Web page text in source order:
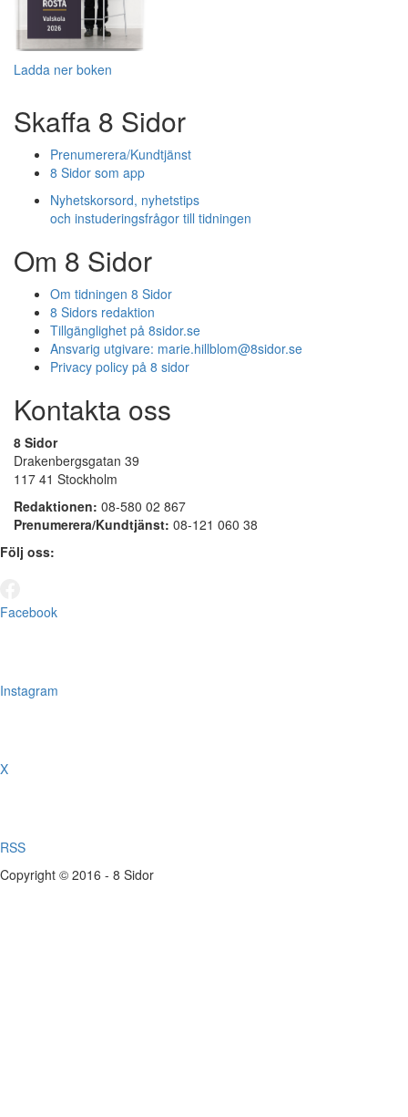
Ladda ner boken
Skaffa 8 Sidor
Prenumerera/Kundtjänst
8 Sidor som app
Nyhetskorsord, nyhetstips
och instuderingsfrågor till tidningen
Om 8 Sidor
Om tidningen 8 Sidor
8 Sidors redaktion
Tillgänglighet på 8sidor.se
Ansvarig utgivare: marie.hillblom@8sidor.se
Privacy policy på 8 sidor
Kontakta oss
8 Sidor
Drakenbergsgatan 39
117 41 Stockholm
Redaktionen: 08-580 02 867
Prenumerera/Kundtjänst: 08-121 060 38
Följ oss:
Facebook
Instagram
X
RSS
Copyright © 2016 - 8 Sidor